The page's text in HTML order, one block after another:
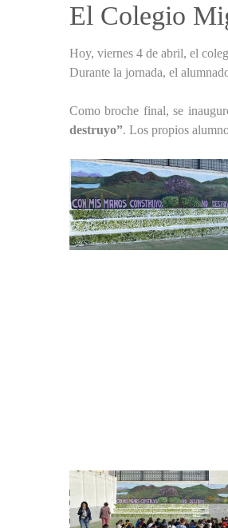
El Colegio
Hoy, viernes 4 de abril, el
Durante la jornada, el
Como broche final, se
destruyo”. Los propios